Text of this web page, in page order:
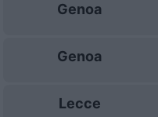
Genoa
Genoa
Lecce